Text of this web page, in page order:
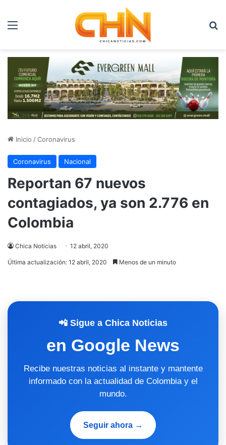
Menú
Inicio /Coronavirus
Coronavirus Nacional
Reportan 67 nuevos
contagiados, ya son 2.776 en
Colombia
Chica Noticias 12 abril, 2020
Última actualización: 12 abril, 2020 Menos de un minuto
📲 Sigue a Chica Noticias
en Google News
Recibe nuestras noticias al instante y mantente
informado con la actualidad de Colombia y el
mundo.
Seguir ahora →